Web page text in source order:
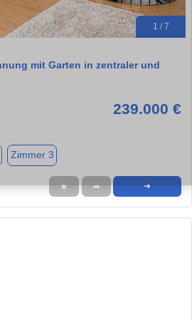
1 / 7
mit Garten in zentraler und
239.000 €
Zimmer 3
★ ➦ ➜